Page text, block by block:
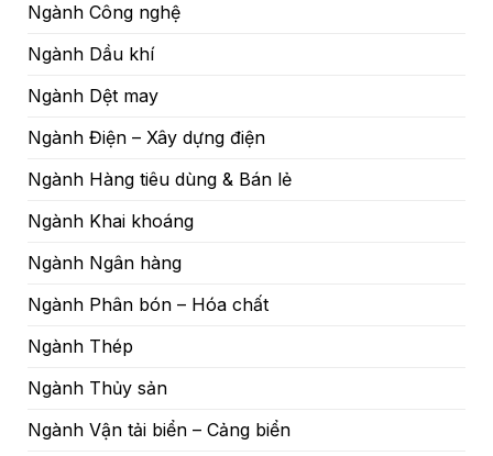
Ngành Công nghệ
Ngành Dầu khí
Ngành Dệt may
Ngành Điện – Xây dựng điện
Ngành Hàng tiêu dùng & Bán lẻ
Ngành Khai khoáng
Ngành Ngân hàng
Ngành Phân bón – Hóa chất
Ngành Thép
Ngành Thủy sản
Ngành Vận tải biển – Cảng biển